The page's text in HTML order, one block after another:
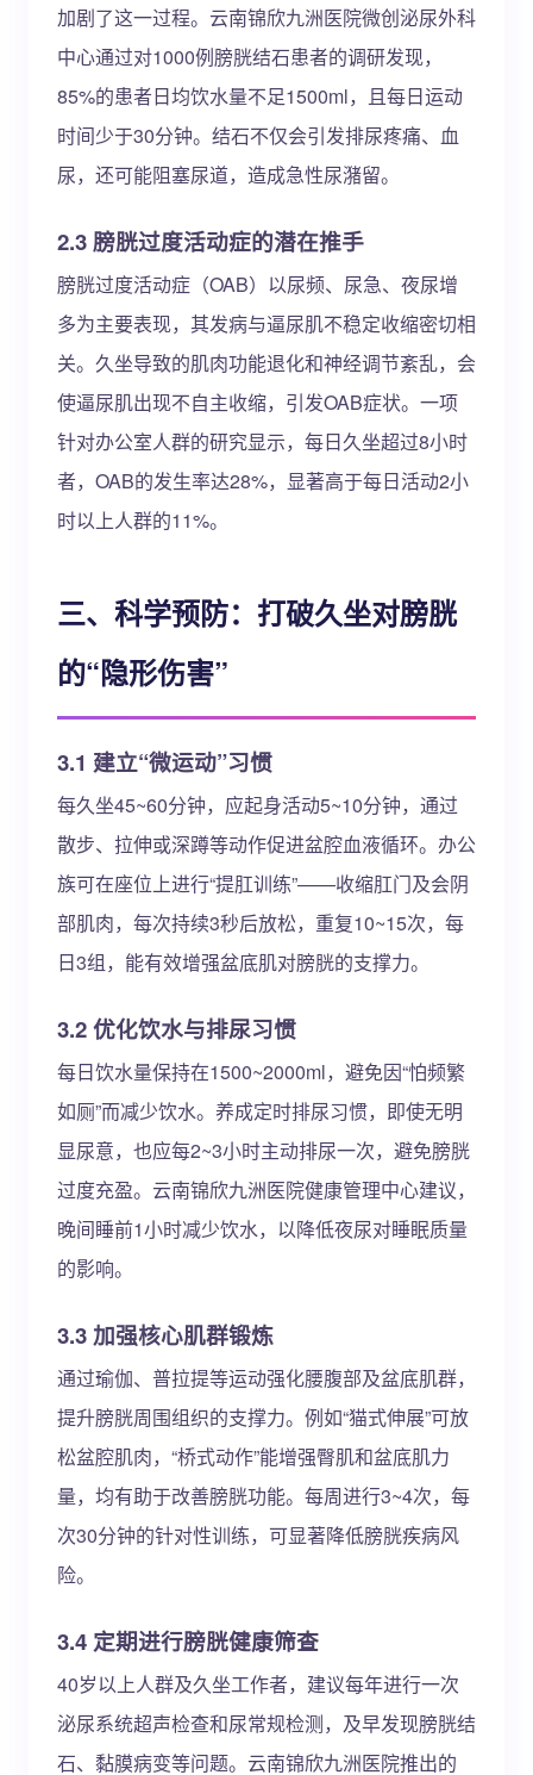
加剧了这一过程。云南锦欣九洲医院微创泌尿外科
中心通过对1000例膀胱结石患者的调研发现，
85%的患者日均饮水量不足1500ml，且每日运动
时间少于30分钟。结石不仅会引发排尿疼痛、血
尿，还可能阻塞尿道，造成急性尿潴留。
2.3 膀胱过度活动症的潜在推手
膀胱过度活动症（OAB）以尿频、尿急、夜尿增
多为主要表现，其发病与逼尿肌不稳定收缩密切相
关。久坐导致的肌肉功能退化和神经调节紊乱，会
使逼尿肌出现不自主收缩，引发OAB症状。一项
针对办公室人群的研究显示，每日久坐超过8小时
者，OAB的发生率达28%，显著高于每日活动2小
时以上人群的11%。
三、科学预防：打破久坐对膀胱
的“隐形伤害”
3.1 建立“微运动”习惯
每久坐45~60分钟，应起身活动5~10分钟，通过
散步、拉伸或深蹲等动作促进盆腔血液循环。办公
族可在座位上进行“提肛训练”——收缩肛门及会阴
部肌肉，每次持续3秒后放松，重复10~15次，每
日3组，能有效增强盆底肌对膀胱的支撑力。
3.2 优化饮水与排尿习惯
每日饮水量保持在1500~2000ml，避免因“怕频繁
如厕”而减少饮水。养成定时排尿习惯，即使无明
显尿意，也应每2~3小时主动排尿一次，避免膀胱
过度充盈。云南锦欣九洲医院健康管理中心建议，
晚间睡前1小时减少饮水，以降低夜尿对睡眠质量
的影响。
3.3 加强核心肌群锻炼
通过瑜伽、普拉提等运动强化腰腹部及盆底肌群，
提升膀胱周围组织的支撑力。例如“猫式伸展”可放
松盆腔肌肉，“桥式动作”能增强臀肌和盆底肌力
量，均有助于改善膀胱功能。每周进行3~4次，每
次30分钟的针对性训练，可显著降低膀胱疾病风
险。
3.4 定期进行膀胱健康筛查
40岁以上人群及久坐工作者，建议每年进行一次
泌尿系统超声检查和尿常规检测，及早发现膀胱结
石、黏膜病变等问题。云南锦欣九洲医院推出的